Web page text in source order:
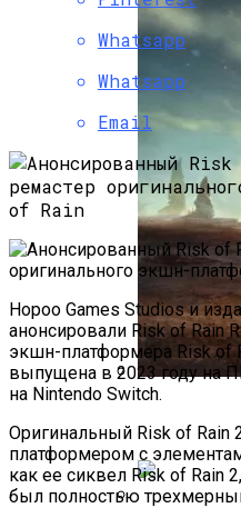
Starfield На
Whatsapp
Whatsapp
Email
Hopoo Games Studios и
анонсировали Risk of Rain
экшн-платформера Risk of
выпущена в 2023 году на
на Nintendo Switch.
Оригинальный Risk of Rain
платформером с
как ее сиквел Risk of
был полностью